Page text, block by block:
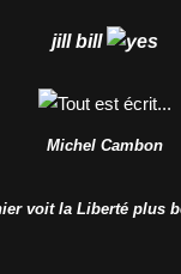
jill bill
Michel Cambon
voit la Liberté plus